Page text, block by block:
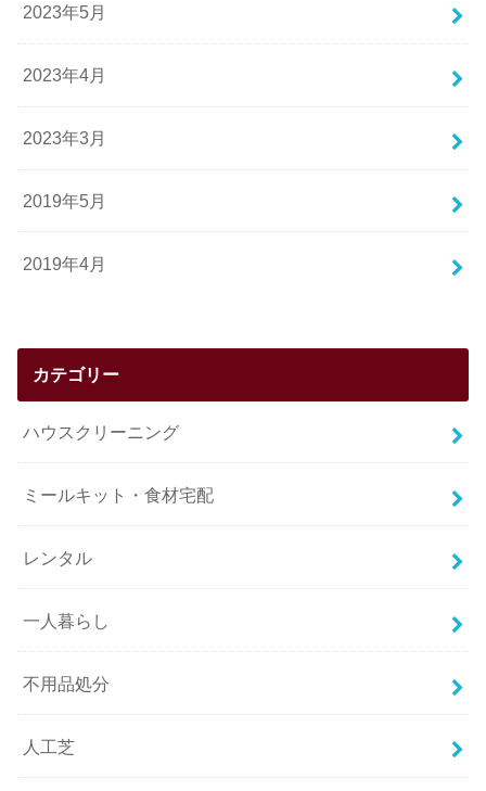
2023年5月
2023年4月
2023年3月
2019年5月
2019年4月
カテゴリー
ハウスクリーニング
ミールキット・食材宅配
レンタル
一人暮らし
不用品処分
人工芝